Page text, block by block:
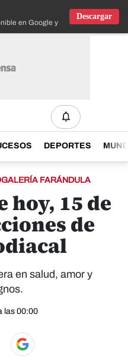
en Google y IOS
Descargar
DEPORTES
FARÁNDULA
hoy, 15 de
de
en salud, amor y
las 00:00